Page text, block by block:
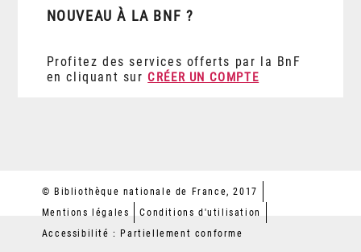
NOUVEAU À LA BNF ?
Profitez des services offerts par la BnF
en cliquant sur CRÉER UN COMPTE
© Bibliothèque nationale de France, 2017
Mentions légales
Conditions d'utilisation
Accessibilité : Partiellement conforme